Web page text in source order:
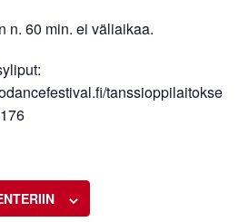
n. 60 min. ei väliaikaa.
tanssioppilaitokset-